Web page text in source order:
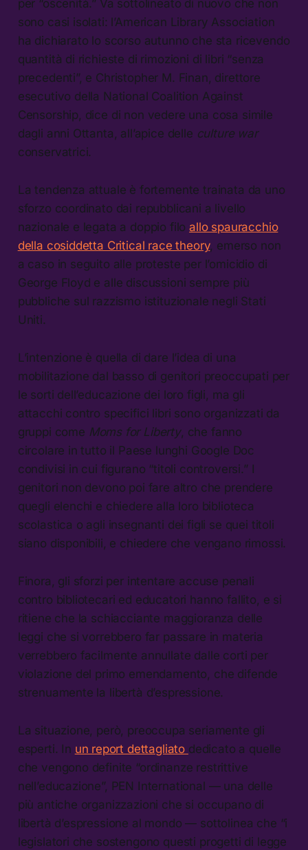
per “oscenità.” Va sottolineato di nuovo che non
sono casi isolati: l’American Library Association
ha dichiarato lo scorso autunno che sta ricevendo
quantità di richieste di rimozioni di libri “senza
precedenti”, e Christopher M. Finan, direttore
esecutivo della National Coalition Against
Censorship, dice di non vedere una cosa simile
dagli anni Ottanta, all’apice delle culture war
conservatrici.
La tendenza attuale è fortemente trainata da uno
sforzo coordinato dai repubblicani a livello
nazionale e legata a doppio filoallo spauracchio
della cosiddetta Critical race theory, emerso non
a caso in seguito alle proteste per l’omicidio di
George Floyd e alle discussioni sempre più
pubbliche sul razzismo istituzionale negli Stati
Uniti.
L’intenzione è quella di dare l’idea di una
mobilitazione dal basso di genitori preoccupati per
le sorti dell’educazione dei loro figli, ma gli
attacchi contro specifici libri sono organizzati da
gruppi come Moms for Liberty, che fanno
circolare in tutto il Paese lunghi Google Doc
condivisi in cui figurano “titoli controversi.” I
genitori non devono poi fare altro che prendere
quegli elenchi e chiedere alla loro biblioteca
scolastica o agli insegnanti dei figli se quei titoli
siano disponibili, e chiedere che vengano rimossi.
Finora, gli sforzi per intentare accuse penali
contro bibliotecari ed educatori hanno fallito, e si
ritiene che la schiacciante maggioranza delle
leggi che si vorrebbero far passare in materia
verrebbero facilmente annullate dalle corti per
violazione del primo emendamento, che difende
strenuamente la libertà d’espressione.
La situazione, però, preoccupa seriamente gli
esperti. In un report dettagliato dedicato a quelle
che vengono definite “ordinanze restrittive
nell’educazione”, PEN International — una delle
più antiche organizzazioni che si occupano di
libertà d’espressione al mondo — sottolinea che “i
legislatori che sostengono questi progetti di legge